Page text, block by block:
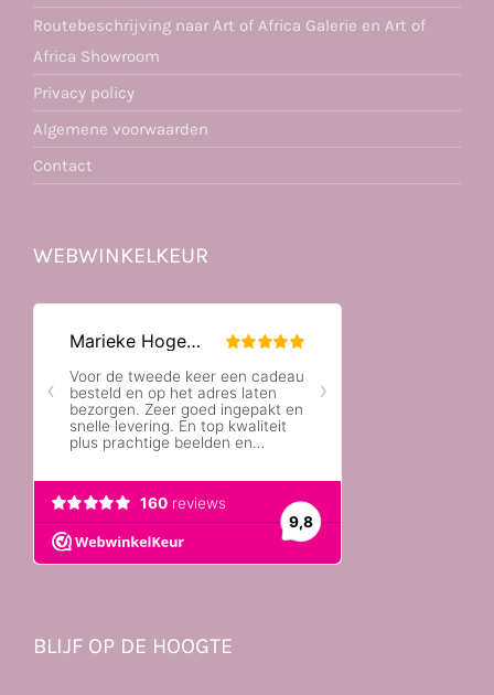
Routebeschrijving naar Art of Africa Galerie en Art of
Africa Showroom
Privacy policy
Algemene voorwaarden
Contact
WEBWINKELKEUR
BLIJF OP DE HOOGTE